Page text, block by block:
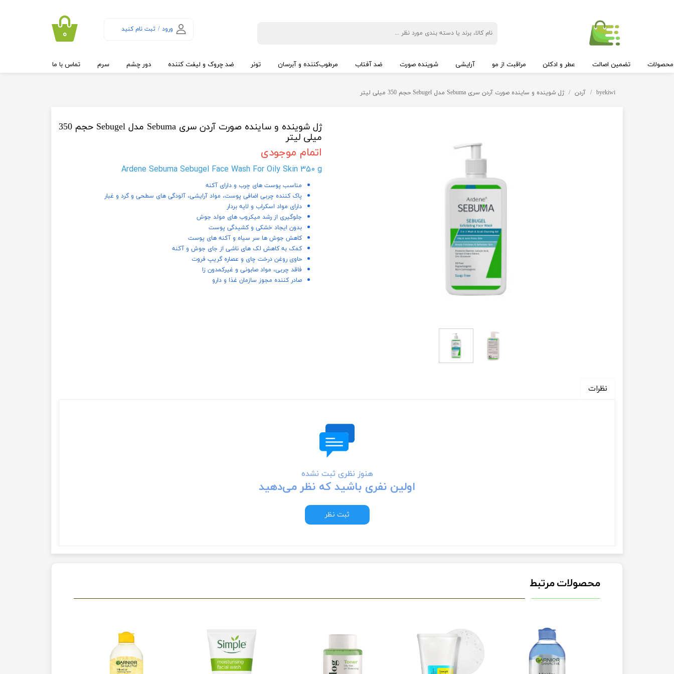
ورود / ثبت نام کنید
تغییر گذر واژه
۰
تضمین اصالت عطر و ادکلن مراقبت از مو آرایشی شوینده صورت ضد آفتاب مرطوب‌کننده و آبرسان تونر ضد چروک و لیفت کننده دور چشم سرم تماس با ما
byekiwi آردن ژل شوینده و ساینده صورت آردن سری Sebuma مدل Sebugel حجم 350 میلی لیتر
ژل شوینده و ساینده صورت آردن سری Sebuma مدل Sebugel حجم 350
میلی لیتر
اتمام موجودی
Ardene Sebuma Sebugel Face Wash For Oily Skin 350 g
مناسب پوست های چرب و دارای آکنه
پاک کننده چربی اضافی پوست، مواد آرایشی، آلودگی های سطحی و گرد و غبار
دارای مواد اسکراب و لایه بردار
جلوگیری از رشد میکروب های مولد جوش
بدون ایجاد خشکی و کشیدگی پوست
کاهش جوش ها سر سیاه و آکنه های پوست
کمک به کاهش لک های ناشی از جای جوش و آکنه
حاوی روغن درخت چای و عصاره گریپ فروت
فاقد چربی، مواد صابونی و غیرکمدون زا
صادر کننده مجوز سازمان غذا و دارو
نظرات
هنوز نظری ثبت نشده
اولین نفری باشید که نظر می‌دهید
ثبت نظر
محصولات مرتبط